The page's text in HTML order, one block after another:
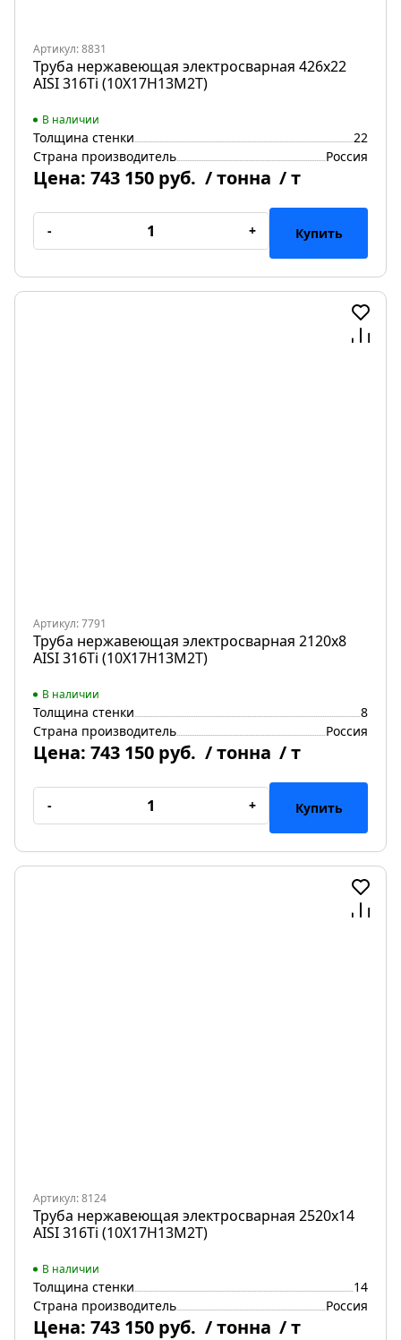
Артикул: 8831
Труба нержавеющая электросварная 426х22
AISI 316Ti (10Х17Н13М2Т)
В наличии
Толщина стенки
22
Страна производитель
Россия
Цена: 743 150 руб. / тонна / т
- + Купить
Артикул: 7791
Труба нержавеющая электросварная 2120х8
AISI 316Ti (10Х17Н13М2Т)
В наличии
Толщина стенки
8
Страна производитель
Россия
Цена: 743 150 руб. / тонна / т
- + Купить
Артикул: 8124
Труба нержавеющая электросварная 2520х14
AISI 316Ti (10Х17Н13М2Т)
В наличии
Толщина стенки
14
Страна производитель
Россия
Цена: 743 150 руб. / тонна / т